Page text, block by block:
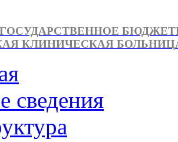
ГОСУДАРСТВЕННОЕ
КЛИНИЧЕСКАЯ
сведения